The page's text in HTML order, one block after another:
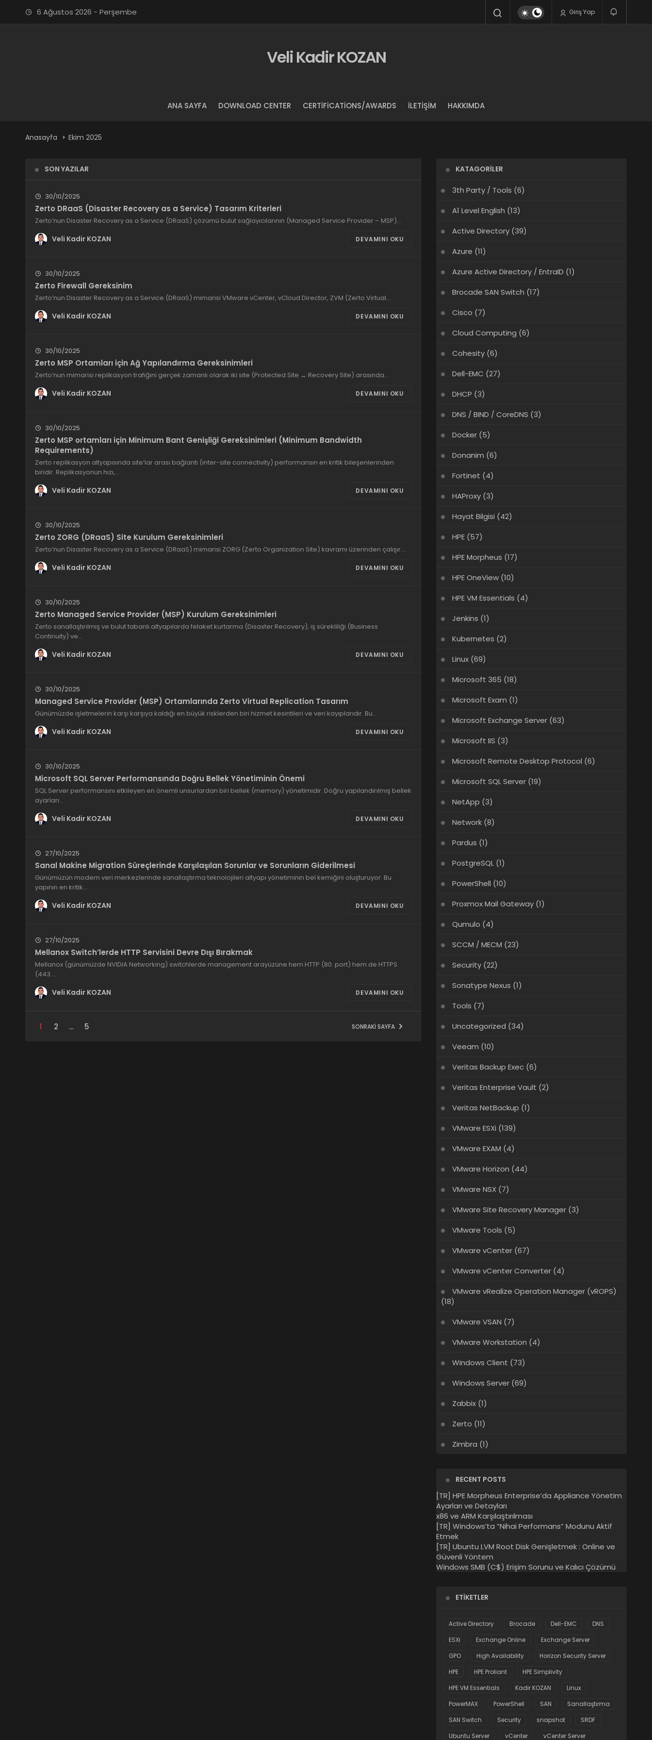
6 Ağustos 2026 - Perşembe Giriş Yap
Veli Kadir KOZAN
ANA SAYFA DOWNLOAD CENTER CERTIFICATIONS/AWARDS İLETIŞIM HAKKIMDA
Anasayfa Ekim 2025
SON YAZILAR
30/10/2025
Zerto DRaaS (Disaster Recovery as a Service) Tasarım Kriterleri
Zerto’nun Disaster Recovery as a Service (DRaaS) çözümü bulut sağlayıcılarının (Managed Service Provider – MSP)…
Veli Kadir KOZAN DEVAMINI OKU
30/10/2025
Zerto Firewall Gereksinim
Zerto’nun Disaster Recovery as a Service (DRaaS) mimarisi VMware vCenter, vCloud Director, ZVM (Zerto Virtual…
Veli Kadir KOZAN DEVAMINI OKU
30/10/2025
Zerto MSP Ortamları için Ağ Yapılandırma Gereksinimleri
Zerto’nun mimarisi replikasyon trafiğini gerçek zamanlı olarak iki site (Protected Site ↔ Recovery Site) arasında…
Veli Kadir KOZAN DEVAMINI OKU
30/10/2025
Zerto MSP ortamları için Minimum Bant Genişliği Gereksinimleri (Minimum Bandwidth
Requirements)
Zerto replikasyon altyapısında site’lar arası bağlantı (inter-site connectivity) performansın en kritik bileşenlerinden
biridir. Replikasyonun hızı,…
Veli Kadir KOZAN DEVAMINI OKU
30/10/2025
Zerto ZORG (DRaaS) Site Kurulum Gereksinimleri
Zerto’nun Disaster Recovery as a Service (DRaaS) mimarisi ZORG (Zerto Organization Site) kavramı üzerinden çalışır.…
Veli Kadir KOZAN DEVAMINI OKU
30/10/2025
Zerto Managed Service Provider (MSP) Kurulum Gereksinimleri
Zerto sanallaştırılmış ve bulut tabanlı altyapılarda felaket kurtarma (Disaster Recovery), iş sürekliliği (Business
Continuity) ve…
Veli Kadir KOZAN DEVAMINI OKU
30/10/2025
Managed Service Provider (MSP) Ortamlarında Zerto Virtual Replication Tasarım
Günümüzde işletmelerin karşı karşıya kaldığı en büyük risklerden biri hizmet kesintileri ve veri kayıplarıdır. Bu…
Veli Kadir KOZAN DEVAMINI OKU
30/10/2025
Microsoft SQL Server Performansında Doğru Bellek Yönetiminin Önemi
SQL Server performansını etkileyen en önemli unsurlardan biri bellek (memory) yönetimidir. Doğru yapılandırılmış bellek
ayarları…
Veli Kadir KOZAN DEVAMINI OKU
27/10/2025
Sanal Makine Migration Süreçlerinde Karşılaşılan Sorunlar ve Sorunların Giderilmesi
Günümüzün modern veri merkezlerinde sanallaştırma teknolojileri altyapı yönetiminin bel kemiğini oluşturuyor. Bu
yapının en kritik…
Veli Kadir KOZAN DEVAMINI OKU
27/10/2025
Mellanox Switch’lerde HTTP Servisini Devre Dışı Bırakmak
Mellanox (günümüzde NVIDIA Networking) switchlerde management arayüzüne hem HTTP (80. port) hem de HTTPS
(443.…
Veli Kadir KOZAN DEVAMINI OKU
1 2 … 5 SONRAKI SAYFA
KATAGORILER
3th Party / Tools (6)
A1 Level English (13)
Active Directory(39)
Azure (11)
Azure Active Directory / EntraID (1)
Brocade SAN Switch (17)
Cisco (7)
Cloud Computing (6)
Cohesity(6)
Dell-EMC (27)
DHCP (3)
DNS / BIND / CoreDNS (3)
Docker(5)
Donanim (6)
Fortinet (4)
HAProxy(3)
Hayat Bilgisi (42)
HPE(57)
HPE Morpheus (17)
HPE OneView(10)
HPE VM Essentials (4)
Jenkins (1)
Kubernetes (2)
Linux(69)
Microsoft 365 (18)
Microsoft Exam (1)
Microsoft Exchange Server(63)
Microsoft IIS (3)
Microsoft Remote Desktop Protocol (6)
Microsoft SQL Server(19)
NetApp (3)
Network(8)
Pardus (1)
PostgreSQL(1)
PowerShell (10)
Proxmox Mail Gateway(1)
Qumulo (4)
SCCM / MECM (23)
Security(22)
Sonatype Nexus (1)
Tools (7)
Uncategorized (34)
Veeam (10)
Veritas Backup Exec(6)
Veritas Enterprise Vault (2)
Veritas NetBackup (1)
VMware ESXi (139)
VMware EXAM (4)
VMware Horizon (44)
VMware NSX(7)
VMware Site Recovery Manager(3)
VMware Tools (5)
VMware vCenter(67)
VMware vCenter Converter(4)
VMware vRealize Operation Manager (vROPS)
(18)
VMware VSAN (7)
VMware Workstation (4)
Windows Client (73)
Windows Server(69)
Zabbix(1)
Zerto (11)
Zimbra (1)
RECENT POSTS
[TR] HPE Morpheus Enterprise’da Appliance Yönetim
Ayarları ve Detayları
x86 ve ARM Karşılaştırılması
[TR] Windows’ta “Nihai Performans” Modunu Aktif
Etmek
[TR] Ubuntu LVM Root Disk Genişletmek : Online ve
Güvenli Yöntem
Windows SMB (C$) Erişim Sorunu ve Kalıcı Çözümü
ETIKETLER
Active Directory Brocade Dell-EMC
DNS
ESXi
Exchange Online
Exchange Server
GPO
High Availability
Horizon Security Server
HPE
HPE Proliant
HPE Simplivity
HPE VM Essentials
Kadir KOZAN
Linux
PowerMAX
PowerShell SAN
Sanallaştırma
SAN Switch
Security snapshot
SRDF
Ubuntu Server
vCenter vCenter Server